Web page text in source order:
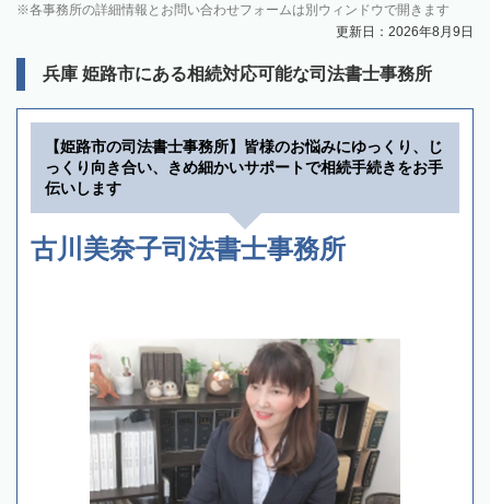
各事務所の詳細情報とお問い合わせフォームは別ウィンドウで開きます
更新日：2026年8月9日
兵庫 姫路市にある相続対応可能な司法書士事務所
【姫路市の司法書士事務所】皆様のお悩みにゆっくり、じ
っくり向き合い、きめ細かいサポートで相続手続きをお手
伝いします
古川美奈子司法書士事務所